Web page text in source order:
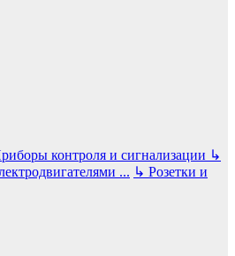
контроля и сигнализации ↳
... ↳ Розетки и